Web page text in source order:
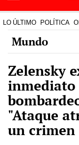
LO ÚLTIMO POLÍTICA
Mundo
Zelensky
inmediato
"Ataque
un crimen